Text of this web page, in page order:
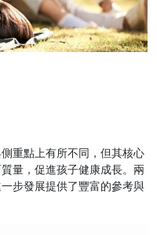
重點上有所不同，但其核心
量，促進孩子健康成長。兩
步發展提供了豐富的參考與